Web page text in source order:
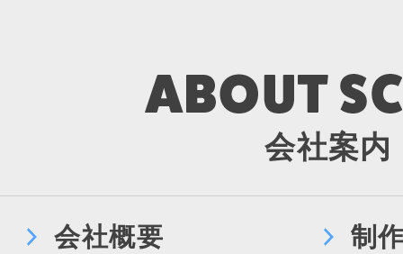
会社案内
会社概要 制